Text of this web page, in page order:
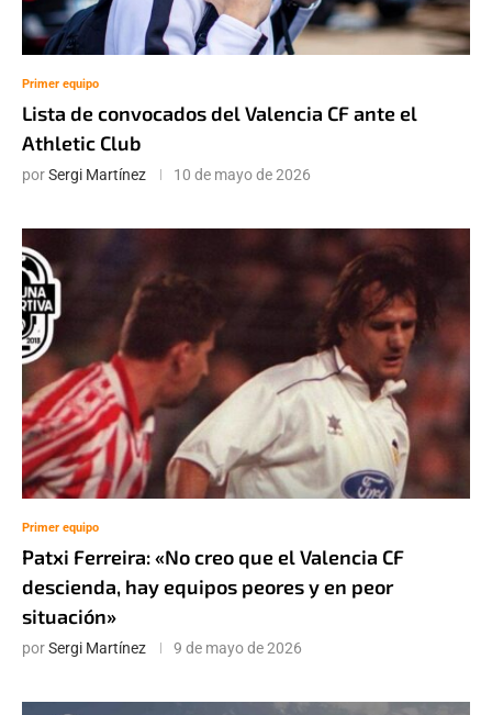
Primer equipo
Lista de convocados del Valencia CF ante el
Athletic Club
porSergi Martínez 10 de mayo de 2026
Primer equipo
Patxi Ferreira: «No creo que el Valencia CF
descienda, hay equipos peores y en peor
situación»
porSergi Martínez 9 de mayo de 2026